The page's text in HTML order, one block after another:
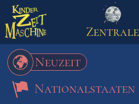
Spiel
Zentrale
Neuzeit
Nationalstaaten